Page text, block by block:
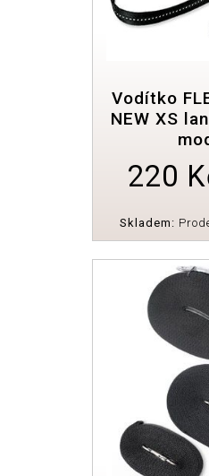
Vodítko
NEW XS
220
Skladem: